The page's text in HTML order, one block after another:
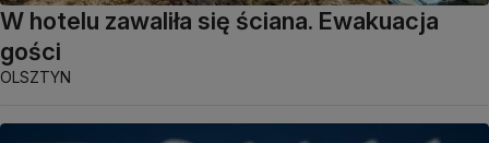
W hotelu zawaliła się ściana. Ewakuacja
gości
OLSZTYN